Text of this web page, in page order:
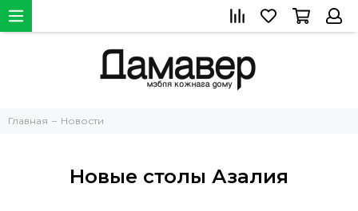
Главная Новости
Новые столы Азалия